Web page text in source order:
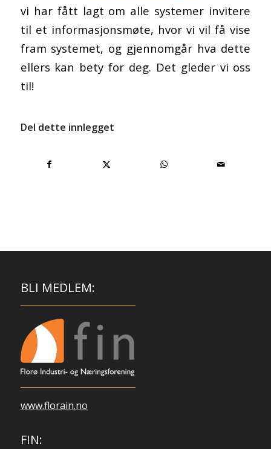
vi har fått lagt om alle systemer invitere
til et informasjonsmøte, hvor vi vil få vise
fram systemet, og gjennomgår hva dette
ellers kan bety for deg. Det gleder vi oss
til!
Del dette innlegget
BLI MEDLEM:
www.florain.no
FIN: